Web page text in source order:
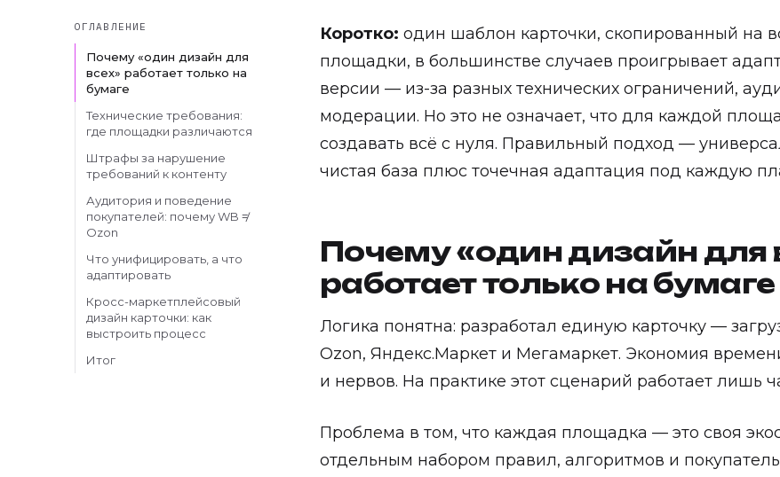
ОГЛАВЛЕНИЕ
Почему «один дизайн для
всех» работает только на
бумаге
Технические требования:
где площадки различаются
Штрафы за нарушение
требований к контенту
Аудитория и поведение
покупателей: почему WB ≠
Ozon
Что унифицировать, а что
адаптировать
Кросс-маркетплейсовый
дизайн карточки: как
выстроить процесс
Итог
Коротко: один шаблон карточки, скопированный на
площадки, в большинстве случаев проигрывает
версии — из-за разных технических ограничений,
модерации. Но это не означает, что для каждой
создавать всё с нуля. Правильный подход —
чистая база плюс точечная адаптация под каждую
Почему «один дизайн для
работает только на бумаге
Логика понятна: разработал единую карточку —
Ozon, Яндекс.Маркет и Мегамаркет. Экономия
и нервов. На практике этот сценарий работает лишь
Проблема в том, что каждая площадка — это своя
отдельным набором правил, алгоритмов и